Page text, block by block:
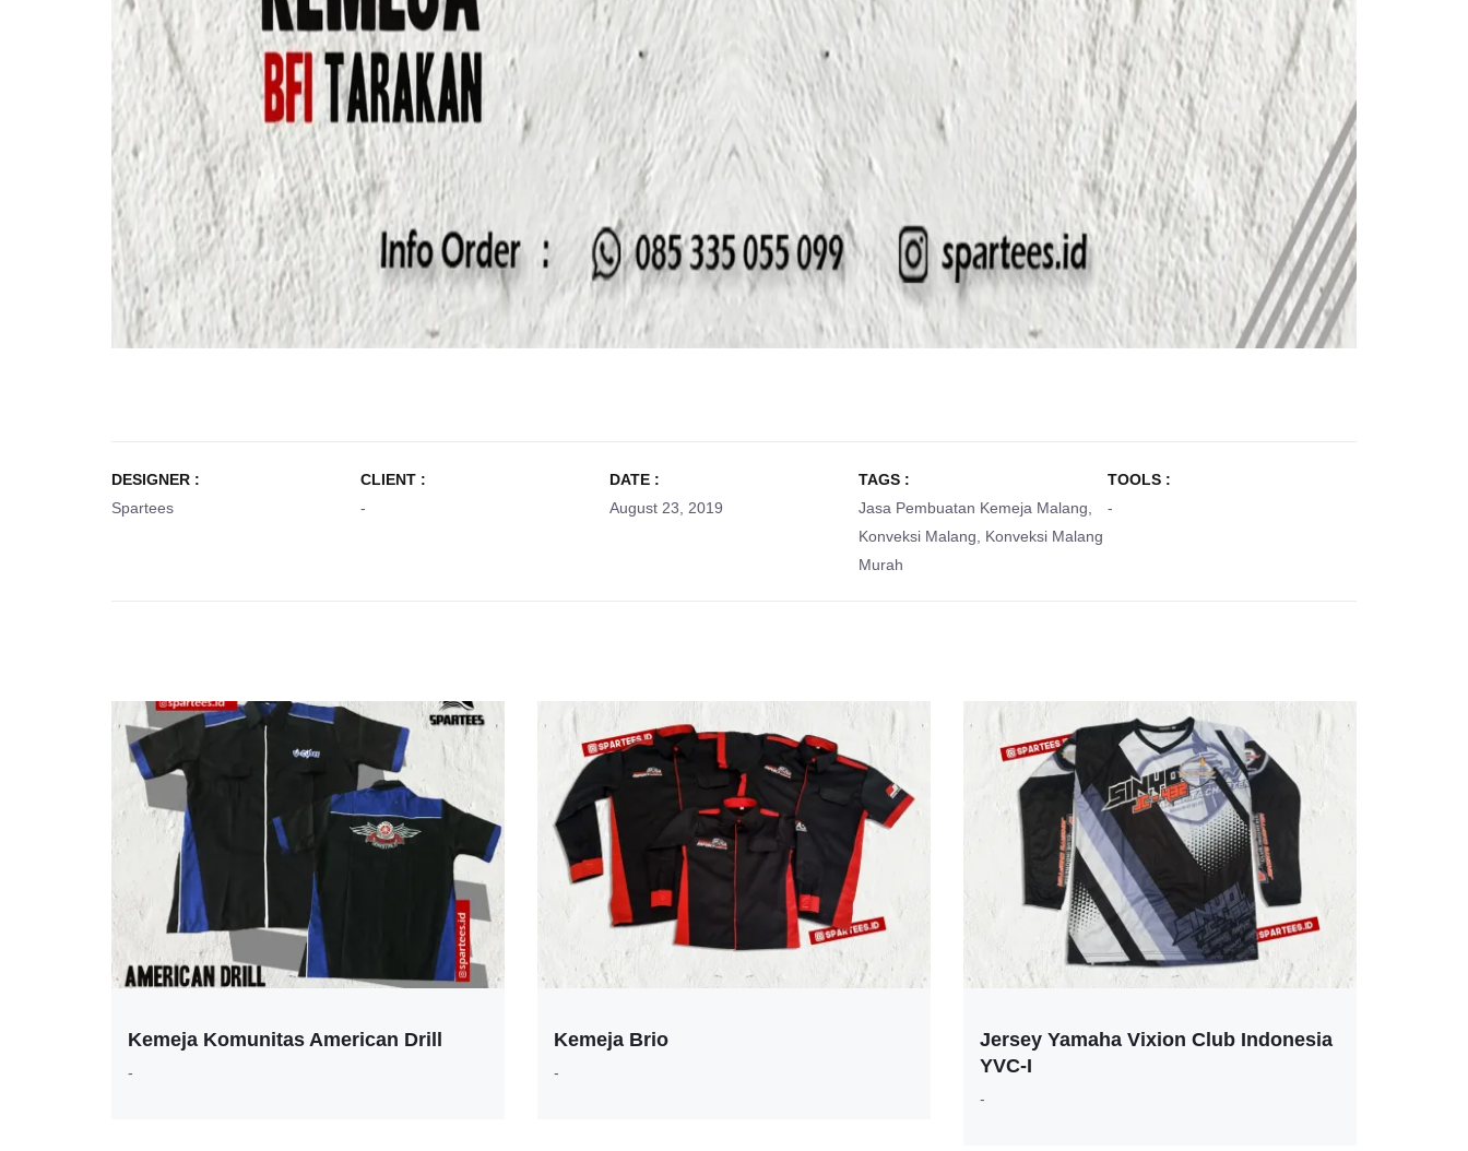
DESIGNER :
Spartees
CLIENT :
-
DATE :
August 23, 2019
TAGS :
Jasa Pembuatan Kemeja Malang
Konveksi Malang
Konveksi Malang
Murah
TOOLS :
-
Kemeja Komunitas American Drill
-
Kemeja Brio
-
Jersey Yamaha Vixion Club Indonesia
YVC-I
-